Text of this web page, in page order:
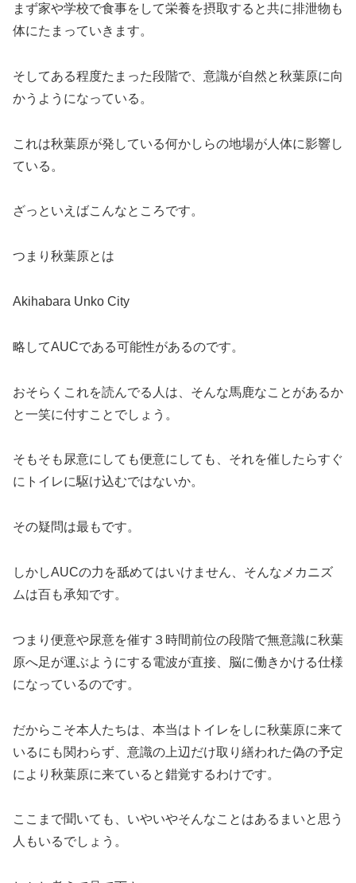
まず家や学校で食事をして栄養を摂取すると共に排泄物も
体にたまっていきます。
そしてある程度たまった段階で、意識が自然と秋葉原に向
かうようになっている。
これは秋葉原が発している何かしらの地場が人体に影響し
ている。
ざっといえばこんなところです。
つまり秋葉原とは
Akihabara Unko City
略してAUCである可能性があるのです。
おそらくこれを読んでる人は、そんな馬鹿なことがあるか
と一笑に付すことでしょう。
そもそも尿意にしても便意にしても、それを催したらすぐ
にトイレに駆け込むではないか。
その疑問は最もです。
しかしAUCの力を舐めてはいけません、そんなメカニズ
ムは百も承知です。
つまり便意や尿意を催す３時間前位の段階で無意識に秋葉
原へ足が運ぶようにする電波が直接、脳に働きかける仕様
になっているのです。
だからこそ本人たちは、本当はトイレをしに秋葉原に来て
いるにも関わらず、意識の上辺だけ取り繕われた偽の予定
により秋葉原に来ていると錯覚するわけです。
ここまで聞いても、いやいやそんなことはあるまいと思う
人もいるでしょう。